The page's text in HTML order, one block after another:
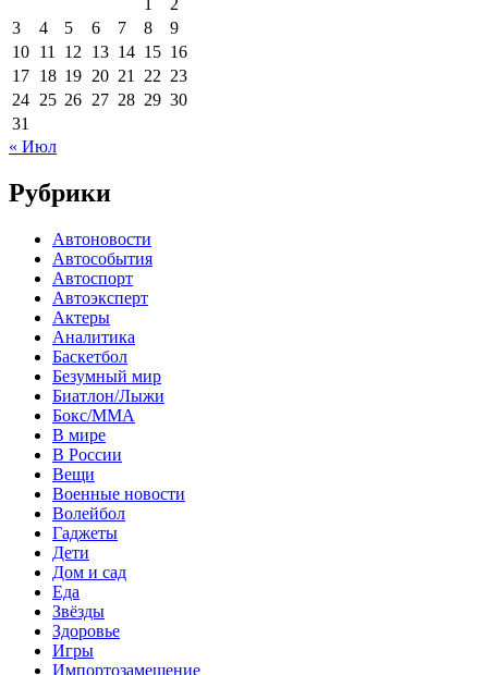
3
4 5 6 7 8
9
10 11 12 13 14 15 16
17 18 19 20 21 22 23
24 25 26 27 28 29 30
31
« Июл
Рубрики
Автоновости
Автособытия
Автоспорт
Автоэксперт
Актеры
Аналитика
Баскетбол
Безумный мир
Биатлон/Лыжи
Бокс/MMA
В мире
В России
Вещи
Военные новости
Волейбол
Гаджеты
Дети
Дом и сад
Еда
Звёзды
Здоровье
Игры
Импортозамещение